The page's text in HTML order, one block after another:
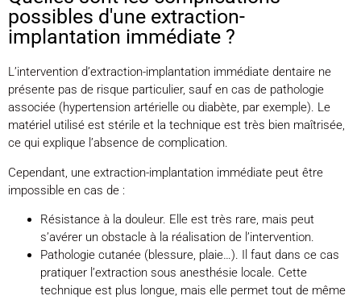
possibles d'une extraction-
implantation immédiate ?
L’intervention d’extraction-implantation immédiate dentaire ne
présente pas de risque particulier, sauf en cas de pathologie
associée (hypertension artérielle ou diabète, par exemple). Le
matériel utilisé est stérile et la technique est très bien maîtrisée,
ce qui explique l’absence de complication.
Cependant, une extraction-implantation immédiate peut être
impossible en cas de :
Résistance à la douleur. Elle est très rare, mais peut
s’avérer un obstacle à la réalisation de l’intervention.
Pathologie cutanée (blessure, plaie…). Il faut dans ce cas
pratiquer l’extraction sous anesthésie locale. Cette
technique est plus longue, mais elle permet tout de même